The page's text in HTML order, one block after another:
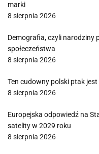
marki
8 sierpnia 2026
Demografia, czyli narodziny
społeczeństwa
8 sierpnia 2026
Ten cudowny polski ptak
8 sierpnia 2026
Europejska odpowiedź na
satelity w 2029 roku
8 sierpnia 2026